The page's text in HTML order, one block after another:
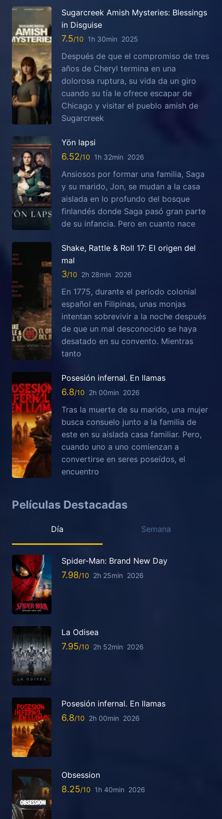
Sugarcreek Amish Mysteries: Blessings
in Disguise
7.5 1h 30min 2025
Después de que el compromiso de tres
años de Cheryl termina en una
dolorosa ruptura, su vida da un giro
cuando su tía le ofrece escapar de
Chicago y visitar el pueblo amish de
Sugarcreek
Yön lapsi
6.52 1h 32min 2026
Ansiosos por formar una familia, Saga
y su marido, Jon, se mudan a la casa
aislada en lo profundo del bosque
finlandés donde Saga pasó gran parte
de su infancia. Pero en cuanto nace
Shake, Rattle & Roll 17: El origen del
mal
3 2h 28min 2026
En 1775, durante el periodo colonial
español en Filipinas, unas monjas
intentan sobrevivir a la noche después
de que un mal desconocido se haya
desatado en su convento. Mientras
tanto
Posesión infernal. En llamas
6.8 2h 00min 2026
Tras la muerte de su marido, una mujer
busca consuelo junto a la familia de
este en su aislada casa familiar. Pero,
cuando uno a uno comienzan a
convertirse en seres poseídos, el
encuentro
Películas Destacadas
Día Semana
Spider-Man: Brand New Day
7.98 2h 25min 2026
La Odisea
7.95 2h 52min 2026
Posesión infernal. En llamas
6.8 2h 00min 2026
Obsession
8.25 1h 40min 2026